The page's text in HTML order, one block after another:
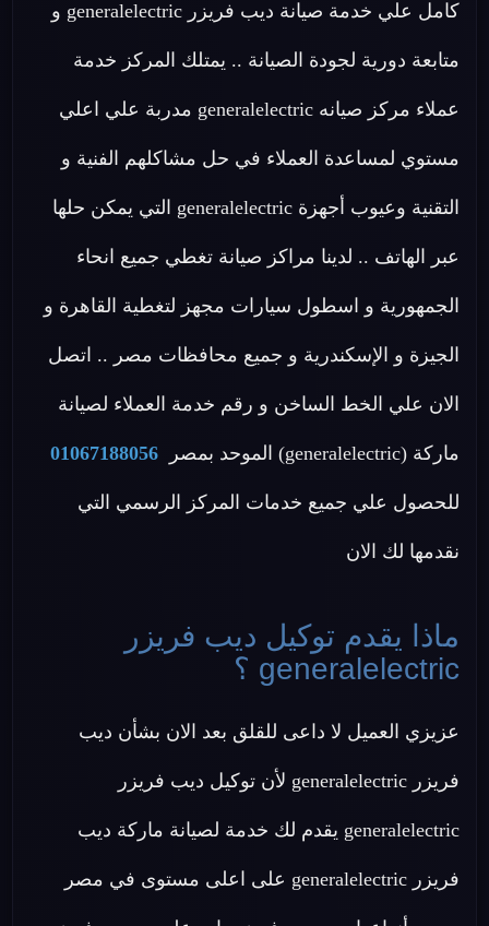
كامل علي خدمة صيانة ديب فريزر generalelectric و
متابعة دورية لجودة الصيانة .. يمتلك المركز خدمة
عملاء مركز صيانه generalelectric مدربة علي اعلي
مستوي لمساعدة العملاء في حل مشاكلهم الفنية و
التقنية وعيوب أجهزة generalelectric التي يمكن حلها
عبر الهاتف .. لدينا مراكز صيانة تغطي جميع انحاء
الجمهورية و اسطول سيارات مجهز لتغطية القاهرة و
الجيزة و الإسكندرية و جميع محافظات مصر .. اتصل
الان علي الخط الساخن و رقم خدمة العملاء لصيانة
ماركة (generalelectric) الموحد بمصر 01067188056
للحصول علي جميع خدمات المركز الرسمي التي
نقدمها لك الان
ماذا يقدم توكيل ديب فريزر
generalelectric ؟
عزيزي العميل لا داعى للقلق بعد الان بشأن ديب
فريزر generalelectric لأن توكيل ديب فريزر
generalelectric يقدم لك خدمة لصيانة ماركة ديب
فريزر generalelectric على اعلى مستوى في مصر